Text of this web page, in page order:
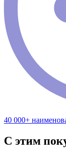
40 000+
С этим